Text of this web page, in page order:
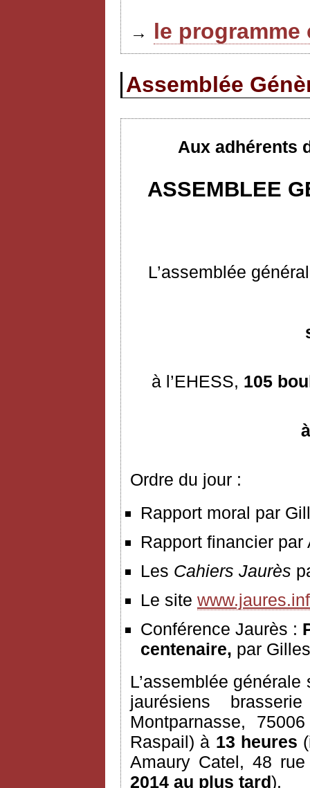
→ le programme
Assemblée
Aux adhérents
ASSEMBLEE
L’assemblée
à l’EHESS, 105
Ordre du jour :
Rapport moral par
Rapport financier par
Les Cahiers Jaurès
Le site
Conférence Jaurès :
centenaire, par
L’assemblée
jaurésiens
Montparnasse,
Raspail) à 13 heures
Amaury Catel, 48
2014 au plus tard).